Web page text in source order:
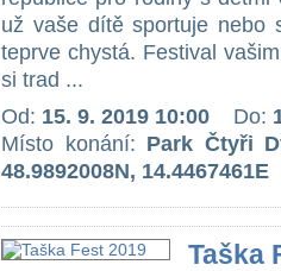
už vaše dítě sportuje nebo
teprve chystá. Festival
si trad ...
Od: 15. 9. 2019 10:00 Do:
Místo konání: Park Čtyři
48.9892008N, 14.4467461E
Taška